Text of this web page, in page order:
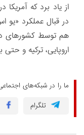
از یاد برد که
در قبال عملکرد «یو
هم توسط کشورهای
اروپایی، ترکیه و
ما را در شبکه‌های
تلگرام